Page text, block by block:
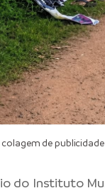
de
do Instituto